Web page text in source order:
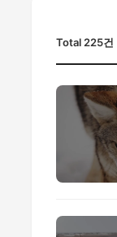
Total 225건